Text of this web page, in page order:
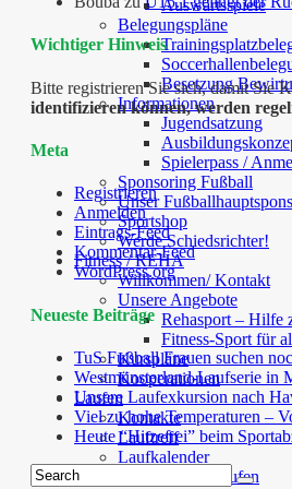
Auswärtsspiele
Belegungspläne
Besetzung
Informationen
Jugendsatzung
Spielerpass /
Sponsoring Fußball
Unser
Sportshop
Werde Schiedsrichter!
Fitness / REHA
Willkommen/ Kontakt
Unsere Angebote
Rehasport – Hilfe
Fitness-Sport für
Kurspläne
Kooperationen
Laufen
Kontakte
Lauftreff
Laufkalender
Kursangebot Laufen
Wichtiger Hinweis
Bitte registrieren Sie sich, damit Sie
identifizieren können, werden
Meta
Registrieren
Anmelden
Eintrags-Feed
Kommentar-Feed
WordPress.org
Neueste Beiträge
TuS Fußball Frauen suchen
Westmünsterland-Laufserie in
Unsere Laufexkursion nach
Viel zu hohe Temperaturen –
Heute “Hitzefrei” beim